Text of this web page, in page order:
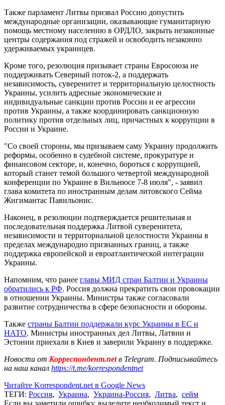
Также парламент Литвы призвал Россию допустить
международные организации, оказывающие гуманитарную
помощь местному населению в ОРДЛО, закрыть незаконные
центры содержания под стражей и освободить незаконно
удерживаемых украинцев.
Кроме того, резолюция призывает страны Евросоюза не
поддерживать Северный поток-2, а поддержать
независимость, суверенитет и территориальную целостность
Украины, усилить адресные экономические и
индивидуальные санкции против России и ее агрессии
против Украины, а также координировать санкционную
политику против отдельных лиц, причастных к коррупции в
России и Украине.
"Со своей стороны, мы призываем саму Украину продолжить
реформы, особенно в судебной системе, прокуратуре и
финансовом секторе, и, конечно, бороться с коррупцией,
который станет темой большого четвертой международной
конференции по Украине в Вильнюсе 7-8 июля", - заявил
глава комитета по иностранным делам литовского Сейма
Жигимантас Павильонис.
Наконец, в резолюции подтверждается решительная и
последовательная поддержка Литвой суверенитета,
независимости и территориальной целостности Украины в
пределах международно признанных границ, а также
поддержка европейской и евроатлантической интеграции
Украины.
Напомним, что ранее главы МИД стран Балтии и Украины
обратились к РФ. Россия должна прекратить свои провокации
в отношении Украины. Министры также согласовали
развитие сотрудничества в сфере безопасности и обороны.
Также страны Балтии поддержали курс Украины в ЕС и
НАТО. Министры иностранных дел Литвы, Латвии и
Эстонии приехали в Киев и заверили Украину в поддержке.
Новости от Корреспондент.netв Telegram. Подписывайтесь
на наш канал https://t.me/korrespondentnet
Читайте Korrespondent.net в Google News
ТЕГИ: Россия, Украина, Украина-Россия, Литва, сейм
Если вы заметили ошибку, выделите необходимый текст и